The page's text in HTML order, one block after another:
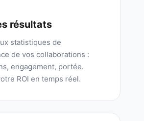
résultats
statistiques de
de vos collaborations :
engagement, portée.
ROI en temps réel.